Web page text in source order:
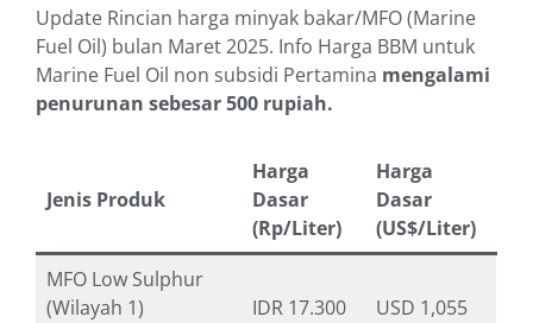
Update Rincian harga minyak bakar/MFO (Marine
Fuel Oil) bulan Maret 2025. Info Harga BBM untuk
Marine Fuel Oil non subsidi Pertamina mengalami
penurunan sebesar 500 rupiah.
Jenis Produk
Harga
Dasar
(Rp/Liter)
Harga
Dasar
(US$/Liter)
MFO Low Sulphur
(Wilayah 1)
IDR 17.300 USD 1,055